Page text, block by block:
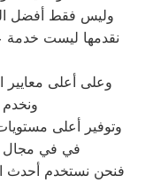
وليس فقط أفضل
نقدمها ليست
وعلى أعلى معايير
ونخدم
وتوفير أعلى
في في مجال
فنحن نستخدم أحدث